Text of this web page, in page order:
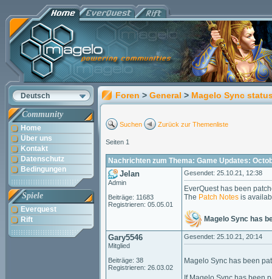
Deutsch
Community
Home
Über uns
Kontakt
Datenschutz
Bedingungen
Spiele
Everquest
Rift
Foren > General > Magelo Sync
Suchen Zurück zur Themenliste
Seiten 1
Nachrichten zum Thema: Game Updates:
Jelan
Admin
Beiträge: 11683
Registrieren: 05.05.01
Gesendet: 25.10.21, 12:38
EverQuest has been
The Patch Notes is
Magelo Sync has
Gary5546
Mitglied
Beiträge: 38
Registrieren: 26.03.02
Gesendet: 25.10.21, 20:14
Magelo Sync has been